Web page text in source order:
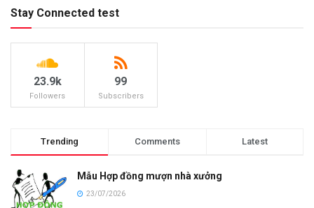
Stay Connected test
23.9k
Followers
99
Subscribers
Trending Comments Latest
Mẫu Hợp đồng mượn nhà xưởng
23/07/2026